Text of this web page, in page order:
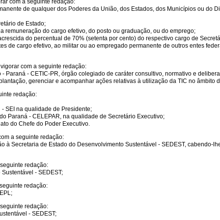
com a seguinte redação:
de qualquer dos Poderes da União, dos Estados, dos Municípios ou do
de Estado;
do cargo efetivo, do posto ou graduação, ou do emprego;
do percentual de 70% (setenta por cento) do respectivo cargo de
de cargo efetivo, ao militar ou ao empregado permanente de outros entes
com a seguinte redação:
Paraná - CETIC-PR, órgão colegiado de caráter consultivo, normativo e
gerenciar e acompanhar ações relativas à utilização da TIC no
redação:
SEI na qualidade de Presidente;
Paraná - CELEPAR, na qualidade de Secretário Executivo;
do Chefe do Poder Executivo.
a seguinte redação:
à Secretaria de Estado do Desenvolvimento Sustentável - SEDEST,
redação:
- SEDEST;
redação:
redação:
- SEDEST;